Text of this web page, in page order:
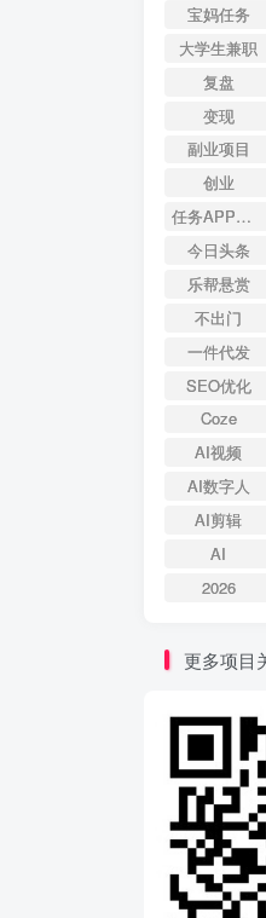
宝妈任务
大学生兼职
复盘
变现
副业项目
创业
任务APP排行
今日头条
乐帮悬赏
不出门
一件代发
SEO优化
Coze
AI视频
AI数字人
AI剪辑
AI
2026
更多项目